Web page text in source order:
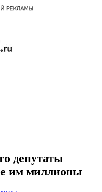
депутаты
им миллионы